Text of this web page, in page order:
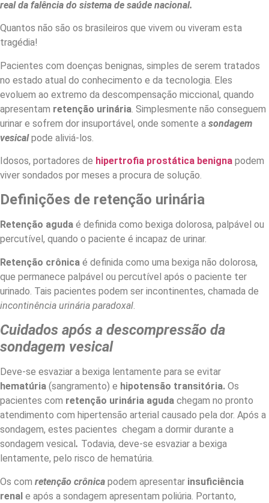
real da falência do sistema de saúde nacional.
Quantos não são os brasileiros que vivem ou viveram esta
tragédia!
Pacientes com doenças benignas, simples de serem tratados
no estado atual do conhecimento e da tecnologia. Eles
evoluem ao extremo da descompensação miccional, quando
apresentam retenção urinária . Simplesmente não conseguem
urinar e sofrem dor insuportável, onde somente a sondagem
vesicalpode aliviá-los.
Idosos, portadores de hipertrofia prostática benigna podem
viver sondados por meses a procura de solução.
Definições de retenção urinária
Retenção aguda é definida como bexiga dolorosa, palpável ou
percutível, quando o paciente é incapaz de urinar.
Retenção crônica é definida como uma bexiga não dolorosa,
que permanece palpável ou percutível após o paciente ter
urinado. Tais pacientes podem ser incontinentes, chamada de
incontinência urinária paradoxal
Cuidados após a descompressão da
sondagem vesical
Deve-se esvaziar a bexiga lentamente para se evitar
hematúria (sangramento) e hipotensão transitória. Os
pacientes com retenção urinária aguda chegam no pronto
atendimento com hipertensão arterial causado pela dor. Após a
sondagem, estes pacientes chegam a dormir durante a
sondagem vesical . Todavia, deve-se esvaziar a bexiga
lentamente, pelo risco de hematúria.
Os com retenção crônica podem apresentar insuficiência
renal e após a sondagem apresentam poliúria. Portanto,